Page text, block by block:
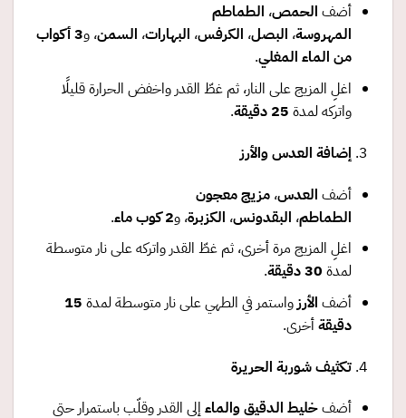
أضف الحمص، الطماطم
المهروسة، البصل، الكرفس، البهارات، السمن، و3أكواب
من الماء المغلي.
اغلِ المزيج على النار، ثم غطّ القدر واخفض الحرارة قليلًا
واتركه لمدة 25 دقيقة.
إضافة العدس والأرز
أضف العدس، مزيج معجون
الطماطم، البقدونس، الكزبرة، و2كوب ماء.
اغلِ المزيج مرة أخرى، ثم غطّ القدر واتركه على نار متوسطة
لمدة 30دقيقة.
أضف الأرز واستمر في الطهي على نار متوسطة لمدة 15
دقيقةأخرى.
تكثيف شوربة الحريرة
أضفخليط الدقيق والماءإلى القدر وقلّب باستمرار حتى